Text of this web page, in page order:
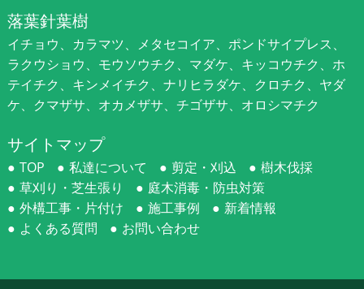
落葉針葉樹
イチョウ、カラマツ、メタセコイア、ポンドサイプレス、
ラクウショウ、モウソウチク、マダケ、キッコウチク、ホ
テイチク、キンメイチク、ナリヒラダケ、クロチク、ヤダ
ケ、クマザサ、オカメザサ、チゴザサ、オロシマチク
サイトマップ
TOP 私達について 剪定・刈込
樹木伐採
草刈り・芝生張り
庭木消毒・防虫対策
外構工事・片付け
施工事例
新着情報
よくある質問
お問い合わせ